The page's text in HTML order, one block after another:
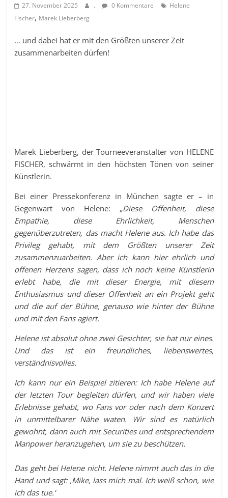
27. November 2025 . 0 Kommentare
Helene
Fischer, Marek Lieberberg
… und dabei hat er mit den Größten unserer Zeit
zusammenarbeiten dürfen!
Marek Lieberberg, der Tourneeveranstalter von HELENE
FISCHER, schwärmt in den höchsten Tönen von seiner
Künstlerin.
Bei einer Pressekonferenz in München sagte er – in
Gegenwart von Helene: „Diese Offenheit, diese
Empathie, diese Ehrlichkeit, Menschen
gegenüberzutreten, das macht Helene aus. Ich habe das
Privileg gehabt, mit dem Größten unserer Zeit
zusammenzuarbeiten. Aber ich kann hier ehrlich und
offenen Herzens sagen, dass ich noch keine Künstlerin
erlebt habe, die mit dieser Energie, mit diesem
Enthusiasmus und dieser Offenheit an ein Projekt geht
und die auf der Bühne, genauso wie hinter der Bühne
und mit den Fans agiert.
Helene ist absolut ohne zwei Gesichter, sie hat nur eines.
Und das ist ein freundliches, liebenswertes,
verständnisvolles.
Ich kann nur ein Beispiel zitieren: Ich habe Helene auf
der letzten Tour begleiten dürfen, und wir haben viele
Erlebnisse gehabt, wo Fans vor oder nach dem Konzert
in unmittelbarer Nähe waten. Wir sind es natürlich
gewohnt, dann auch mit Securities und entsprechendem
Manpower heranzugehen, um sie zu beschützen.
Das geht bei Helene nicht. Helene nimmt auch das in die
Hand und sagt: ‚Mike, lass mich mal. Ich weiß schon, wie
ich das tue.‘